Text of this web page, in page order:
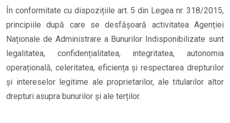
În conformitate cu dispozițiile art. 5 din Legea nr. 318/2015,
principiile după care se desfășoară activitatea Agenției
Naționale de Administrare a Bunurilor Indisponibilizate sunt
legalitatea, confidențialitatea, integritatea, autonomia
operațională, celeritatea, eficiența și respectarea drepturilor
și intereselor legitime ale proprietarilor, ale titularilor altor
drepturi asupra bunurilor și ale terților.